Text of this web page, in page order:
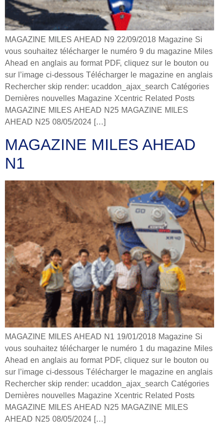
MAGAZINE MILES AHEAD N9 22/09/2018 Magazine Si
vous souhaitez télécharger le numéro 9 du magazine Miles
Ahead en anglais au format PDF, cliquez sur le bouton ou
sur l’image ci-dessous Télécharger le magazine en anglais
Rechercher skip render: ucaddon_ajax_search Catégories
Dernières nouvelles Magazine Xcentric Related Posts
MAGAZINE MILES AHEAD N25 MAGAZINE MILES
AHEAD N25 08/05/2024 […]
MAGAZINE MILES AHEAD
N1
MAGAZINE MILES AHEAD N1 19/01/2018 Magazine Si
vous souhaitez télécharger le numéro 1 du magazine Miles
Ahead en anglais au format PDF, cliquez sur le bouton ou
sur l’image ci-dessous Télécharger le magazine en anglais
Rechercher skip render: ucaddon_ajax_search Catégories
Dernières nouvelles Magazine Xcentric Related Posts
MAGAZINE MILES AHEAD N25 MAGAZINE MILES
AHEAD N25 08/05/2024 […]